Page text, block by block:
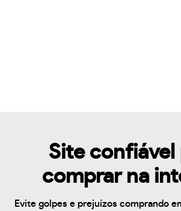
Site confiável
comprar na
Evite golpes e prejuízos comprando